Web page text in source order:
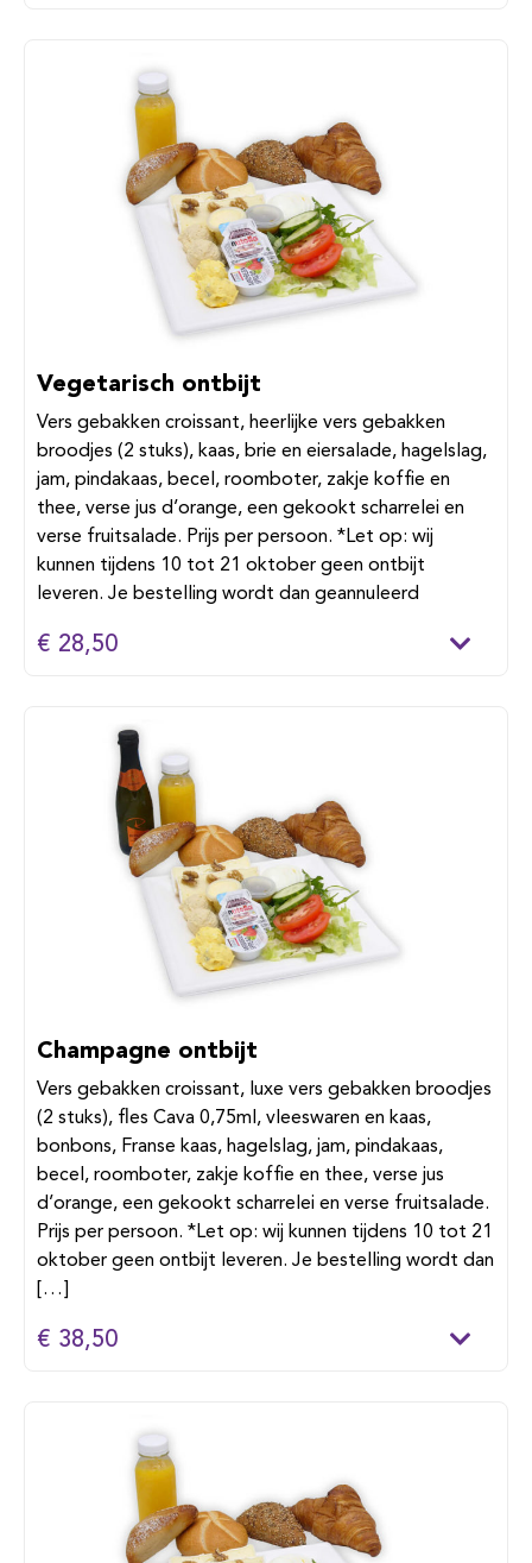
Vegetarisch ontbijt
Vers gebakken croissant, heerlijke vers gebakken
broodjes (2 stuks), kaas, brie en eiersalade, hagelslag,
jam, pindakaas, becel, roomboter, zakje koffie en
thee, verse jus d’orange, een gekookt scharrelei en
verse fruitsalade. Prijs per persoon. *Let op: wij
kunnen tijdens 10 tot 21 oktober geen ontbijt
leveren. Je bestelling wordt dan geannuleerd
€ 28,50
Champagne ontbijt
Vers gebakken croissant, luxe vers gebakken broodjes
(2 stuks), fles Cava 0,75ml, vleeswaren en kaas,
bonbons, Franse kaas, hagelslag, jam, pindakaas,
becel, roomboter, zakje koffie en thee, verse jus
d’orange, een gekookt scharrelei en verse fruitsalade.
Prijs per persoon. *Let op: wij kunnen tijdens 10 tot 21
oktober geen ontbijt leveren. Je bestelling wordt dan
[…]
€ 38,50